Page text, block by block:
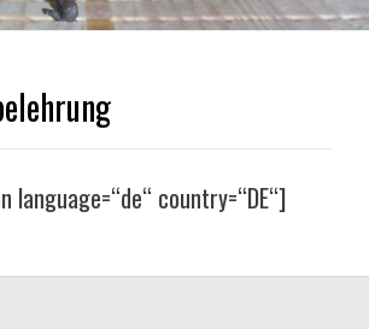
language=“de“ country=“DE“]